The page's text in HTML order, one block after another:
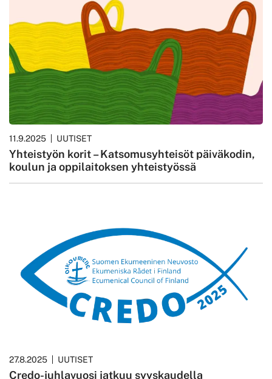
11.9.2025 UUTISET
Yhteistyön korit – Katsomusyhteisöt päiväkodin,
koulun ja oppilaitoksen yhteistyössä
27.8.2025 UUTISET
Credo-juhlavuosi jatkuu syyskaudella